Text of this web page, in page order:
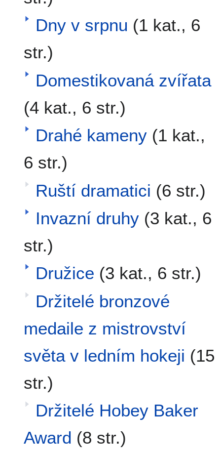
Dny v srpnu (1 kat., 6
str.)
Domestikovaná zvířata
(4 kat., 6 str.)
Drahé kameny (1 kat.,
6 str.)
Ruští dramatici (6 str.)
Invazní druhy (3 kat., 6
str.)
Družice (3 kat., 6 str.)
Držitelé bronzové
medaile z mistrovství
světa v ledním hokeji (15
str.)
Držitelé Hobey Baker
Award (8 str.)